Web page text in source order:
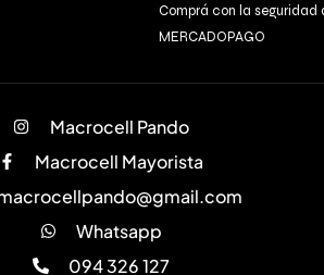
Comprá con la seguridad
MERCADOPAGO
Macrocell Pando
Macrocell Mayorista
Whatsapp
094 326 127